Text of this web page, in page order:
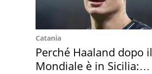
Catania
Perché Haaland dopo il
Mondiale è in Sicilia: